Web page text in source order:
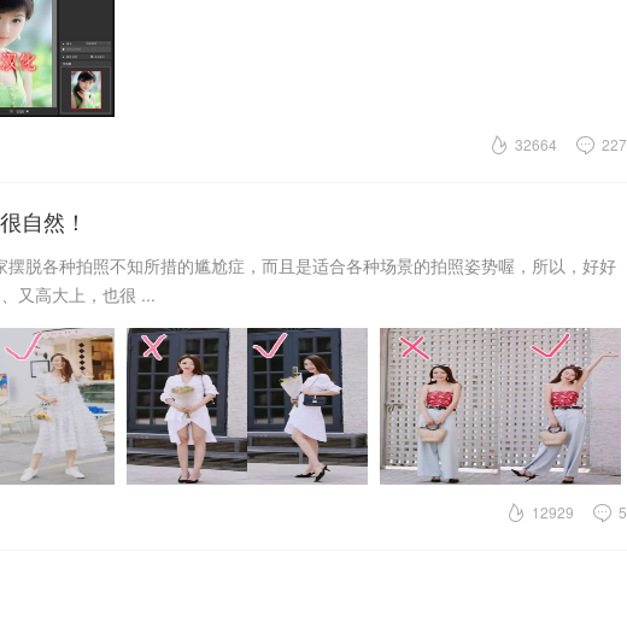
32664 227
自然！
脱各种拍照不知所措的尴尬症，而且是适合各种场景的拍照姿势喔，所以，好好
又高大上，也很 ...
12929 5